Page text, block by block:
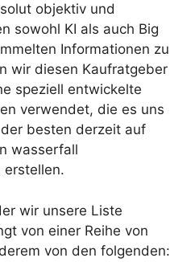
objektiv und
sowohl KI als auch Big
Informationen zu
wir diesen Kaufratgeber
speziell entwickelte
verwendet, die es uns
besten derzeit auf
wasserfall
erstellen.
wir unsere Liste
von einer Reihe von
von den folgenden: